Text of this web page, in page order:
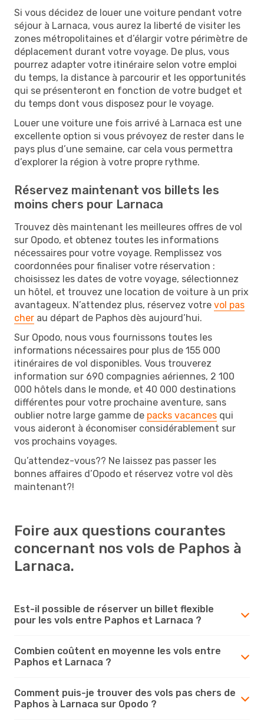
Si vous décidez de louer une voiture pendant votre
séjour à Larnaca, vous aurez la liberté de visiter les
zones métropolitaines et d’élargir votre périmètre de
déplacement durant votre voyage. De plus, vous
pourrez adapter votre itinéraire selon votre emploi
du temps, la distance à parcourir et les opportunités
qui se présenteront en fonction de votre budget et
du temps dont vous disposez pour le voyage.
Louer une voiture une fois arrivé à Larnaca est une
excellente option si vous prévoyez de rester dans le
pays plus d’une semaine, car cela vous permettra
d’explorer la région à votre propre rythme.
Réservez maintenant vos billets les
moins chers pour Larnaca
Trouvez dès maintenant les meilleures offres de vol
sur Opodo, et obtenez toutes les informations
nécessaires pour votre voyage. Remplissez vos
coordonnées pour finaliser votre réservation :
choisissez les dates de votre voyage, sélectionnez
un hôtel, et trouvez une location de voiture à un prix
avantageux. N’attendez plus, réservez votre vol pas
cher au départ de Paphos dès aujourd’hui.
Sur Opodo, nous vous fournissons toutes les
informations nécessaires pour plus de 155 000
itinéraires de vol disponibles. Vous trouverez
information sur 690 compagnies aériennes, 2 100
000 hôtels dans le monde, et 40 000 destinations
différentes pour votre prochaine aventure, sans
oublier notre large gamme de packs vacances qui
vous aideront à économiser considérablement sur
vos prochains voyages.
Qu’attendez-vous?? Ne laissez pas passer les
bonnes affaires d’Opodo et réservez votre vol dès
maintenant?!
Foire aux questions courantes
concernant nos vols de Paphos à
Larnaca.
Est-il possible de réserver un billet flexible
pour les vols entre Paphos et Larnaca ?
Combien coûtent en moyenne les vols entre
Paphos et Larnaca ?
Comment puis-je trouver des vols pas chers de
Paphos à Larnaca sur Opodo ?